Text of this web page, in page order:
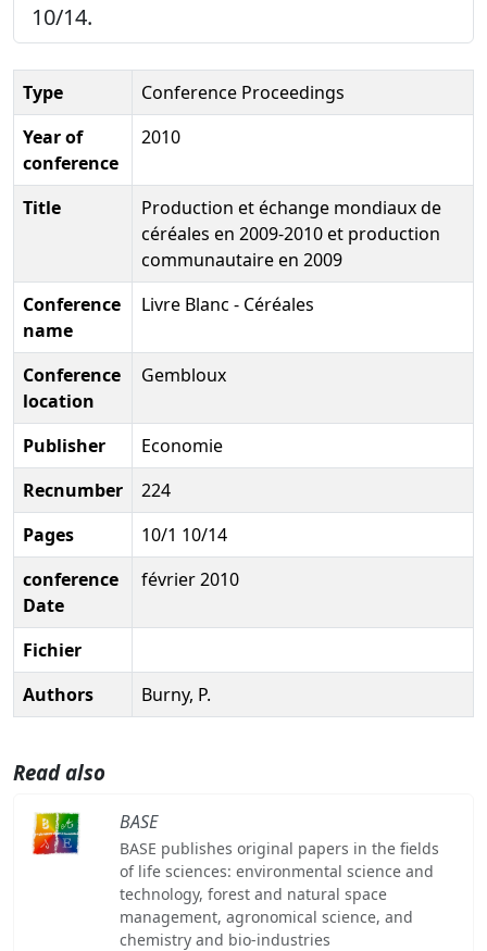
10/14.
Type
Conference Proceedings
Year of
conference
2010
Title
Production et échange mondiaux de
céréales en 2009-2010 et production
communautaire en 2009
Conference
name
Livre Blanc - Céréales
Conference
location
Gembloux
Publisher
Economie
Recnumber
224
Pages
10/1 10/14
conference
Date
février 2010
Fichier
Authors
Burny, P.
Read also
BASE
BASE publishes original papers in the fields
of life sciences: environmental science and
technology, forest and natural space
management, agronomical science, and
chemistry and bio-industries